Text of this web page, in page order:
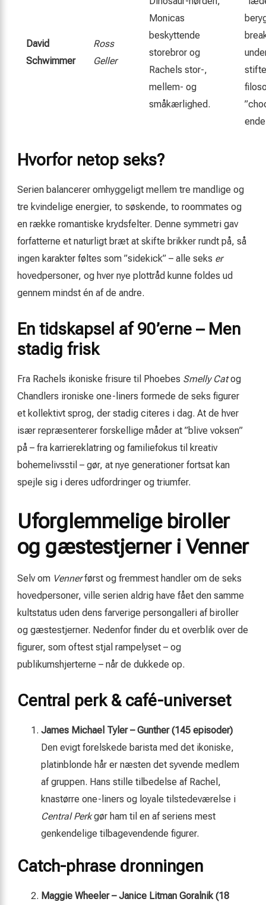
David
Schwimmer
Ross
Geller
Monicas
beskyttende
storebror og
Rachels stor-,
mellem- og
småkærlighed.
Hvorfor netop seks?
Serien balancerer omhyggeligt mellem tre mandlige og
tre kvindelige energier, to søskende, to roommates og
en række romantiske krydsfelter. Denne symmetri gav
forfatterne et naturligt bræt at skifte brikker rundt på, så
ingen karakter føltes som ”sidekick” – alle seks er
hovedpersoner, og hver nye plottråd kunne foldes ud
gennem mindst én af de andre.
En tidskapsel af 90’erne – Men
stadig frisk
Fra Rachels ikoniske frisure til Phoebes Smelly Catog
Chandlers ironiske one-liners formede de seks figurer
et kollektivt sprog, der stadig citeres i dag. At de hver
især repræsenterer forskellige måder at ”blive voksen”
på – fra karriereklatring og familiefokus til kreativ
bohemelivsstil – gør, at nye generationer fortsat kan
spejle sig i deres udfordringer og triumfer.
Uforglemmelige biroller
og gæstestjerner i Venner
Selv om Vennerførst og fremmest handler om de seks
hovedpersoner, ville serien aldrig have fået den samme
kultstatus uden dens farverige persongalleri af biroller
og gæstestjerner. Nedenfor finder du et overblik over de
figurer, som oftest stjal rampelyset – og
publikumshjerterne – når de dukkede op.
Central perk & café-universet
James Michael Tyler – Gunther (145 episoder)
Den evigt forelskede barista med det ikoniske,
platinblonde hår er næsten det syvende medlem
af gruppen. Hans stille tilbedelse af Rachel,
knastørre one-liners og loyale tilstedeværelse i
Central Perkgør ham til en af seriens mest
genkendelige tilbagevendende figurer.
Catch-phrase dronningen
Maggie Wheeler – Janice Litman Goralnik (18